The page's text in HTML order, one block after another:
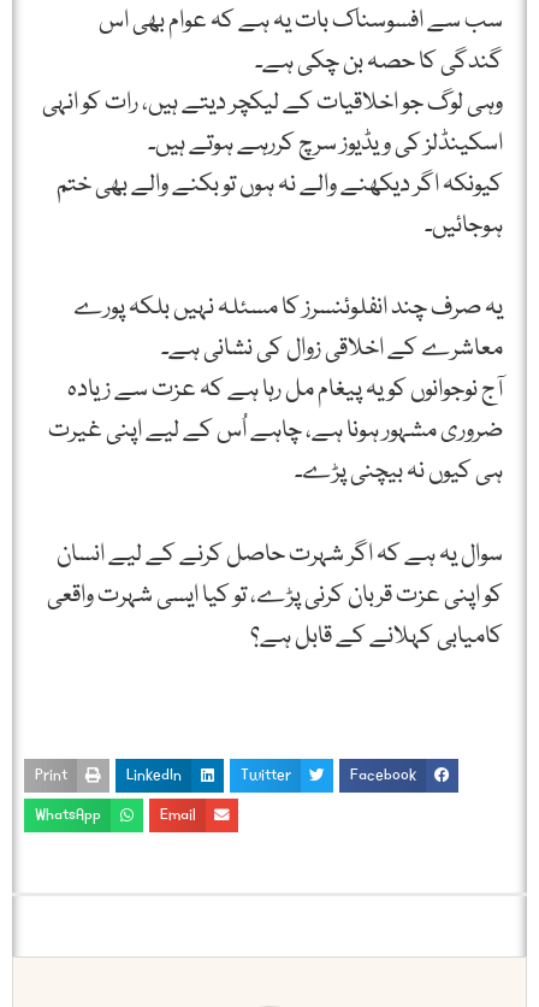
سب سے افسوسناک بات یہ ہے کہ عوام بھی اس
گندگی کا حصہ بن چکی ہے۔
وہی لوگ جو اخلاقیات کے لیکچر دیتے ہیں، رات کو انہی
اسکینڈلز کی ویڈیوز سرچ کررہے ہوتے ہیں۔
کیونکہ اگر دیکھنے والے نہ ہوں تو بکنے والے بھی ختم
ہوجائیں۔
یہ صرف چند انفلوئنسرز کا مسئلہ نہیں بلکہ پورے
معاشرے کے اخلاقی زوال کی نشانی ہے۔
آج نوجوانوں کو یہ پیغام مل رہا ہے کہ عزت سے زیادہ
ضروری مشہور ہونا ہے، چاہے اُس کے لیے اپنی غیرت
ہی کیوں نہ بیچنی پڑے۔
سوال یہ ہے کہ اگر شہرت حاصل کرنے کے لیے انسان
کو اپنی عزت قربان کرنی پڑے، تو کیا ایسی شہرت واقعی
کامیابی کہلانے کے قابل ہے؟
Facebook
Twitter
LinkedIn
Print
Email
WhatsApp